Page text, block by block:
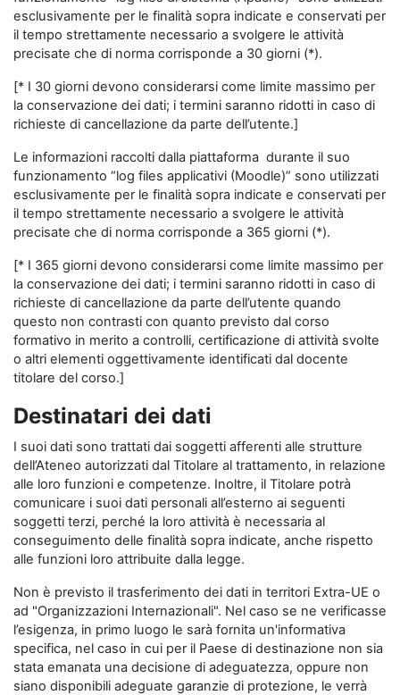
esclusivamente per le finalità sopra indicate e conservati per
il tempo strettamente necessario a svolgere le attività
precisate che di norma corrisponde a 30 giorni (*).
[* I 30 giorni devono considerarsi come limite massimo per
la conservazione dei dati; i termini saranno ridotti in caso di
richieste di cancellazione da parte dell’utente.]
Le informazioni raccolti dalla piattaforma durante il suo
funzionamento “log files applicativi (Moodle)” sono utilizzati
esclusivamente per le finalità sopra indicate e conservati per
il tempo strettamente necessario a svolgere le attività
precisate che di norma corrisponde a 365 giorni (*).
[* I 365 giorni devono considerarsi come limite massimo per
la conservazione dei dati; i termini saranno ridotti in caso di
richieste di cancellazione da parte dell’utente quando
questo non contrasti con quanto previsto dal corso
formativo in merito a controlli, certificazione di attività svolte
o altri elementi oggettivamente identificati dal docente
titolare del corso.]
Destinatari dei dati
I suoi dati sono trattati dai soggetti afferenti alle strutture
dell’Ateneo autorizzati dal Titolare al trattamento, in relazione
alle loro funzioni e competenze. Inoltre, il Titolare potrà
comunicare i suoi dati personali all’esterno ai seguenti
soggetti terzi, perché la loro attività è necessaria al
conseguimento delle finalità sopra indicate, anche rispetto
alle funzioni loro attribuite dalla legge.
Non è previsto il trasferimento dei dati in territori Extra-UE o
ad "Organizzazioni Internazionali". Nel caso se ne verificasse
l’esigenza, in primo luogo le sarà fornita un'informativa
specifica, nel caso in cui per il Paese di destinazione non sia
stata emanata una decisione di adeguatezza, oppure non
siano disponibili adeguate garanzie di protezione, le verrà